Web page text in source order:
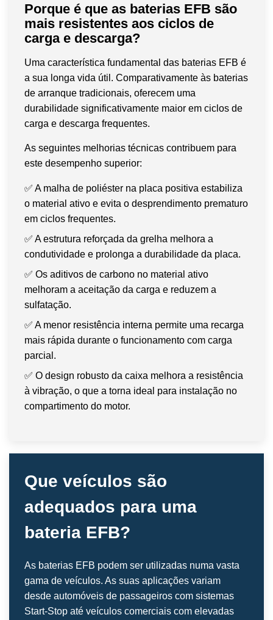
Porque é que as baterias EFB são
mais resistentes aos ciclos de
carga e descarga?
Uma característica fundamental das baterias EFB é
a sua longa vida útil. Comparativamente às baterias
de arranque tradicionais, oferecem uma
durabilidade significativamente maior em ciclos de
carga e descarga frequentes.
As seguintes melhorias técnicas contribuem para
este desempenho superior:
✅ A malha de poliéster na placa positiva estabiliza
o material ativo e evita o desprendimento prematuro
em ciclos frequentes.
✅ A estrutura reforçada da grelha melhora a
condutividade e prolonga a durabilidade da placa.
✅ Os aditivos de carbono no material ativo
melhoram a aceitação da carga e reduzem a
sulfatação.
✅ A menor resistência interna permite uma recarga
mais rápida durante o funcionamento com carga
parcial.
✅ O design robusto da caixa melhora a resistência
à vibração, o que a torna ideal para instalação no
compartimento do motor.
Que veículos são
adequados para uma
bateria EFB?
As baterias EFB podem ser utilizadas numa vasta
gama de veículos. As suas aplicações variam
desde automóveis de passageiros com sistemas
Start-Stop até veículos comerciais com elevadas